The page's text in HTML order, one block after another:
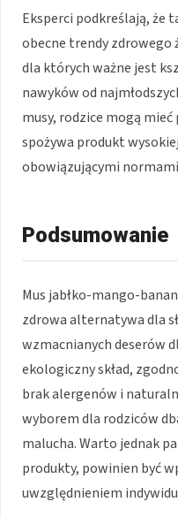
Eksperci podkreślają, że
obecne trendy zdrowego
dla których ważne jest
nawyków od
musy, rodzice mogą
spożywa produkt
obowiązującymi
Podsumowanie
Mus jabłko-mango-
zdrowa alternatywa dla
wzmacnianych deserów
ekologiczny skład,
brak alergenów i
wyborem dla rodziców
malucha. Warto jednak
produkty, powinien być
uwzględnieniem